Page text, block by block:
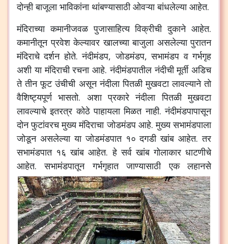
दोन्ही बाजूला भाविकांना थांबण्यासाठी ओवऱ्या बांधलेल्या आहेत.
मंदिराच्या कमानीजवळ पुजासाहित्य विक्रीची दुकाने आहेत.
कमानीतून प्रवेश केल्यावर खालच्या बाजुला असलेल्या पुरातन
मंदिराचे दर्शन होते.नंदीमंडप,जोडमंडप,सभामंडप व गर्भगृह
अशी या मंदिराची रचना आहे.नंदीमंडपातील नंदीची मूर्ती अडिच
ते तीन फूट उंचीची असून नंदीला पितळी मुखवटा लावल्याने तो
वैशिष्ट्यपूर्ण भासतो. अशा प्रकारे नंदीला पितळी मुखवटा
लावल्याचे इतरत्र कोठे पाहायला मिळत नाही.नंदीमंडपापासून
दोन फुटांवरच मुख्य मंदिराचा जोडमंडप आहे.मुख्य सभामंडपाला
जोडून असलेल्या या जोडमंडपात १० दगडी खांब आहेत.तर
सभामंडपात १६ खांब आहेत.हे सर्व खांब गोलाकार धाटणीचे
आहेत.सभामंडपातून गर्भगृहात जाण्यासाठी एक लहानसे